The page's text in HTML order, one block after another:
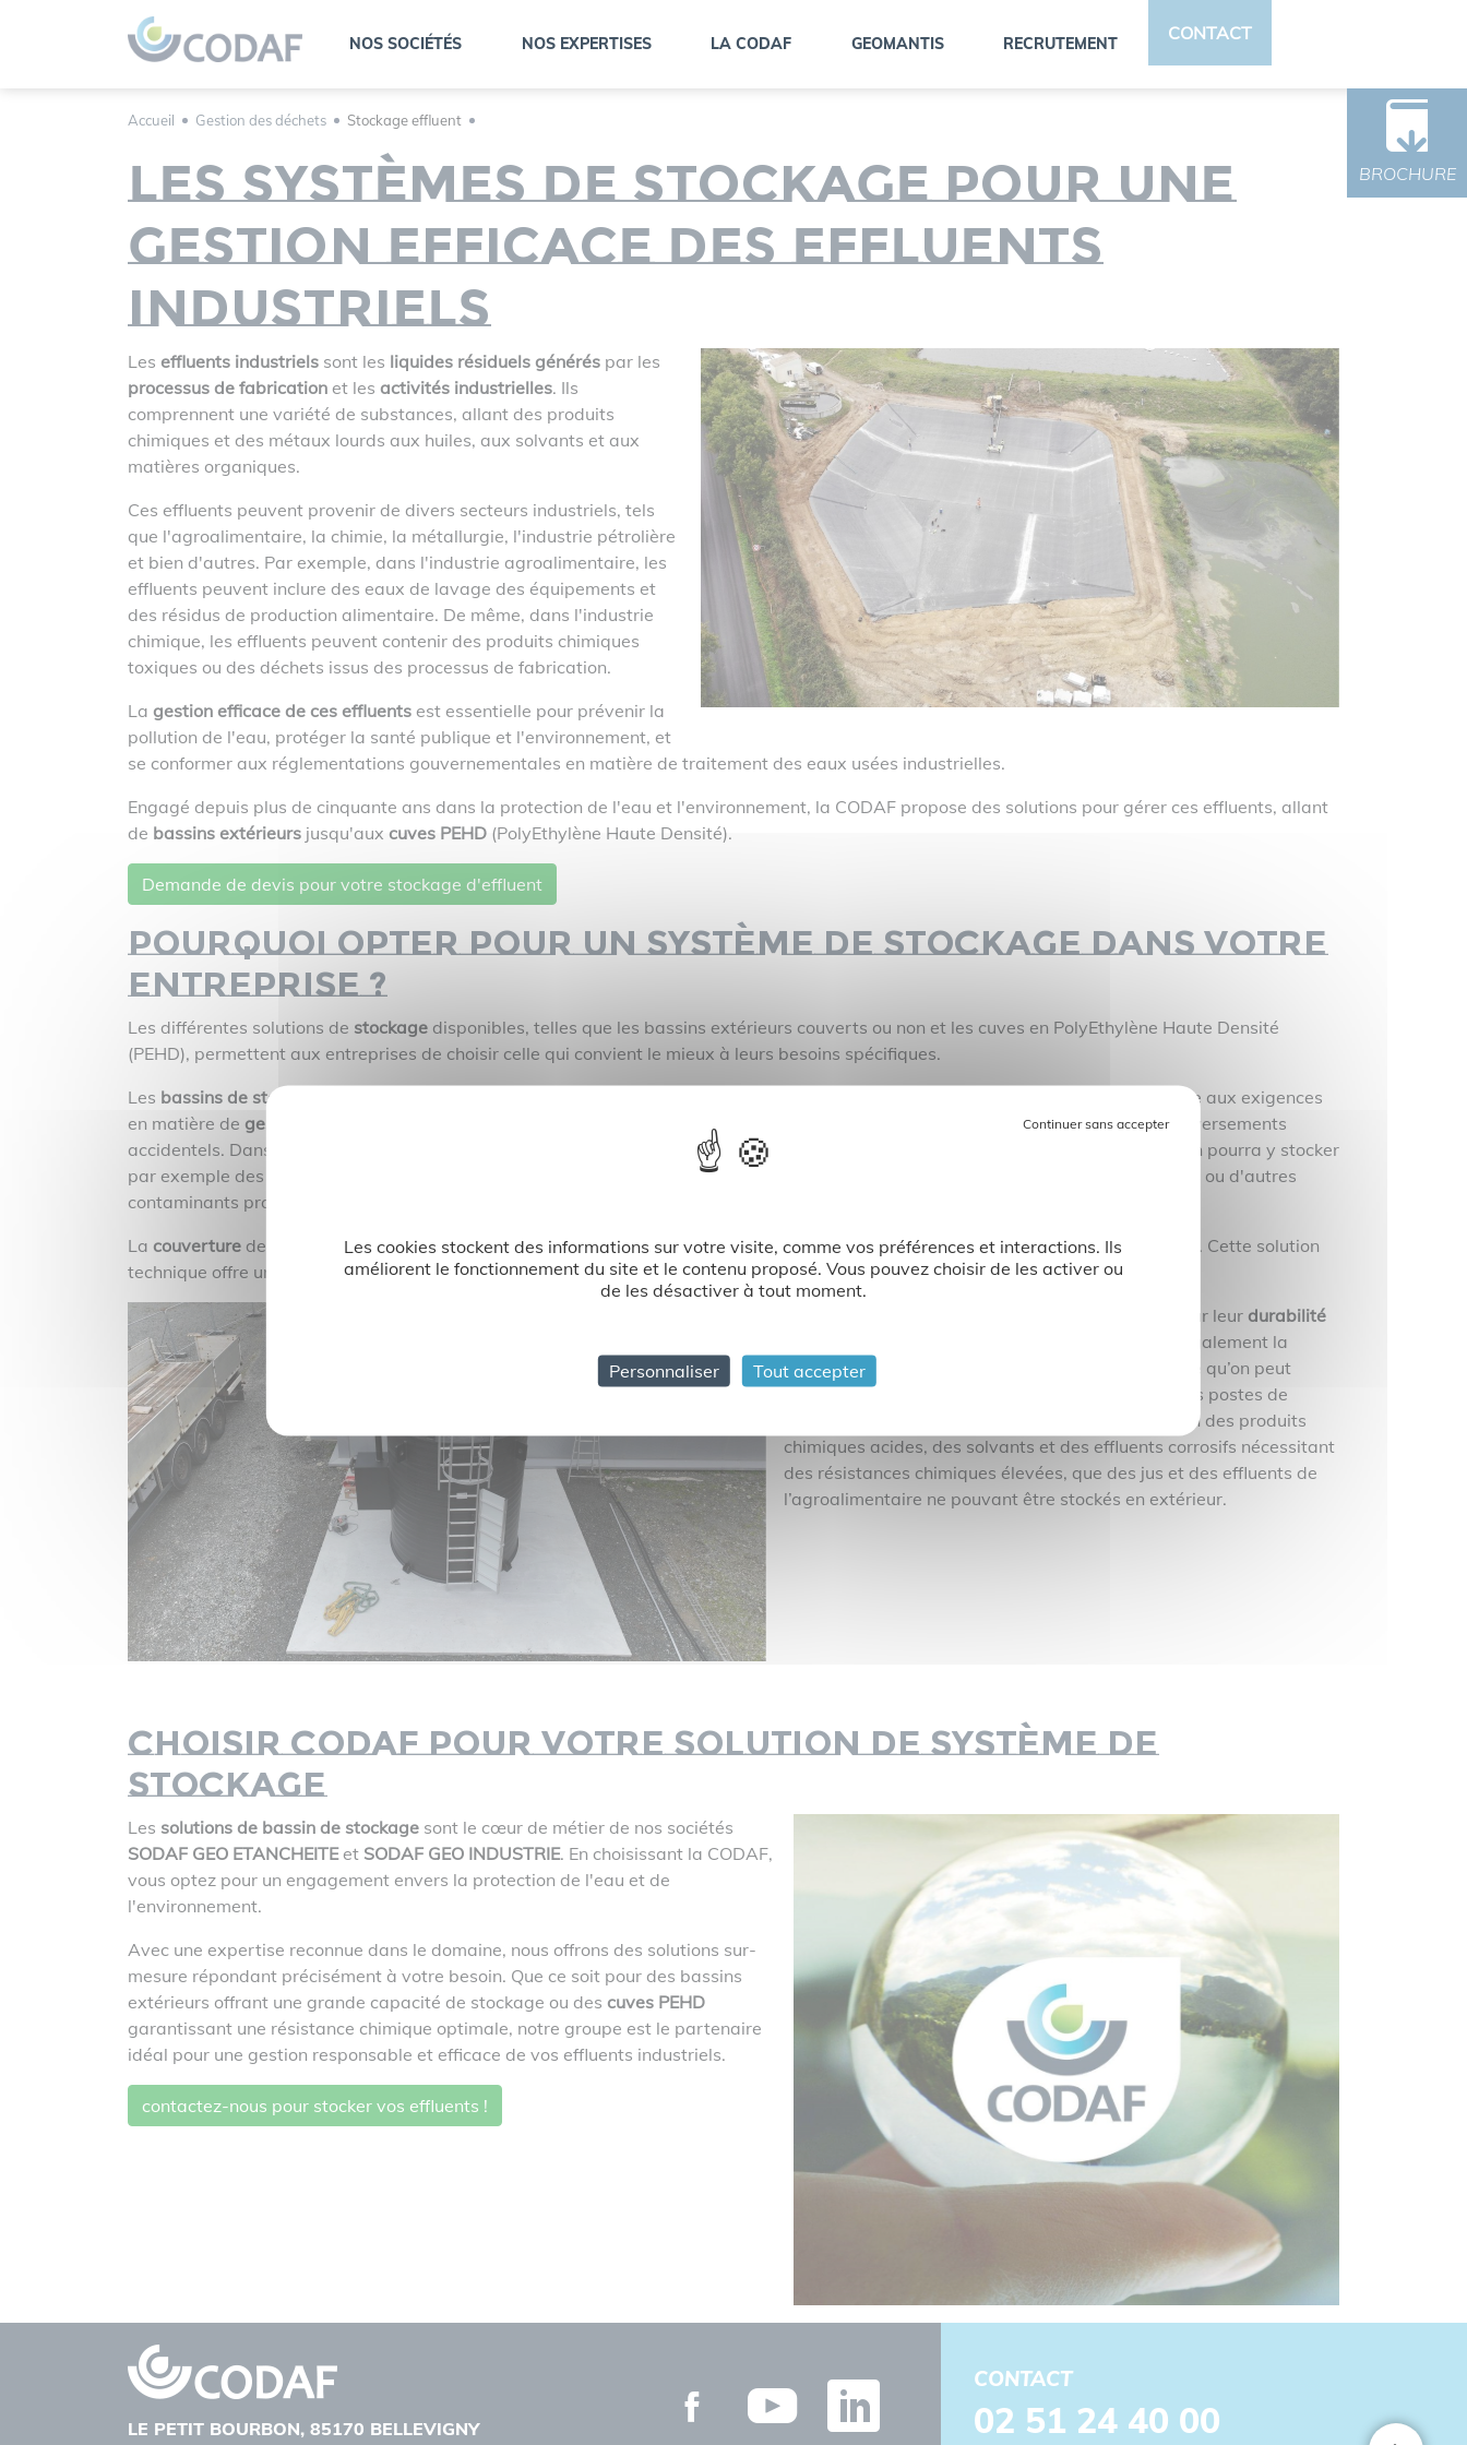
NOS SOCIÉTÉS NOS EXPERTISES LA CODAF GEOMANTIS RECRUTEMENT CONTACT
BROCHURE
Accueil Gestion des déchets Stockage effluent
Les systèmes de stockage pour une
gestion efficace des effluents
industriels
Les effluents industriels sont les liquides résiduels générés par les
processus de fabrication et les activités industrielles. Ils
comprennent une variété de substances, allant des produits
chimiques et des métaux lourds aux huiles, aux solvants et aux
matières organiques.
Ces effluents peuvent provenir de divers secteurs industriels, tels
que l'agroalimentaire, la chimie, la métallurgie, l'industrie pétrolière
et bien d'autres. Par exemple, dans l'industrie agroalimentaire, les
effluents peuvent inclure des eaux de lavage des équipements et
des résidus de production alimentaire. De même, dans l'industrie
chimique, les effluents peuvent contenir des produits chimiques
toxiques ou des déchets issus des processus de fabrication.
La gestion efficace de ces effluents est essentielle pour prévenir la
pollution de l'eau, protéger la santé publique et l'environnement, et
se conformer aux réglementations gouvernementales en matière de traitement des eaux usées industrielles.
Engagé depuis plus de cinquante ans dans la protection de l'eau et l'environnement, la CODAF propose des solutions pour gérer ces effluents, allant
de bassins extérieurs jusqu'aux cuves PEHD (PolyEthylène Haute Densité).
Demande de devis pour votre stockage d'effluent
Pourquoi opter pour un système de stockage dans votre
entreprise ?
Les différentes solutions de stockage disponibles, telles que les bassins extérieurs couverts ou non et les cuves en PolyEthylène Haute Densité
(PEHD), permettent aux entreprises de choisir celle qui convient le mieux à leurs besoins spécifiques.
Les bassins de stockage
, grâce à leur système d'étanchéité (notamment la membrane EPDM et PEHD), offrent une solution conforme aux exigences
en matière de gestion des effluents . C'est un système de stockage sécurisé pour
et minimiser les risques de déversements
accidentels. Dans certains cas, l’ouvrage sert de lagune de décantation, en permettant l’aération naturelle des liquides contenus. On pourra y stocker
par exemple des eaux de lavage et de rinçage ou des eaux usées industrielles contenant des produits chimiques, des métaux lourds ou d'autres
contaminants provenant des processus de fabrication.
La couverture de ces ouvrages peut être exigée dans certains secteurs d’activité ou dans le cas du stockage de produits bien précis. Cette solution
technique offre une
protection supplémentairecontre les intempéries etréduit l'évaporation des effluents.
, quant à elles, sont appréciées pour leur durabilité
. Elles ont également la
particularité d’être un système évolutif, c’est-à-dire qu’on peut
agrandir les ouvrages, y ajouter des regards ou des postes de
traitement au fil du temps. On y stockera aussi bien des produits
chimiques acides, des solvants et des effluents corrosifs nécessitant
des résistances chimiques élevées, que des jus et des effluents de
l’agroalimentaire ne pouvant être stockés en extérieur.
Choisir CODAF pour votre solution de système de
stockage
Les solutions de bassin de stockage sont le cœur de métier de nos sociétés
SODAF GEO ETANCHEITEet SODAF GEO INDUSTRIE. En choisissant la CODAF,
vous optez pour un engagement envers la protection de l'eau et de
l'environnement.
Avec une expertise reconnue dans le domaine, nous offrons des solutions sur-
mesure répondant précisément à votre besoin. Que ce soit pour des bassins
extérieurs offrant une grande capacité de stockage ou des cuves PEHD
garantissant une résistance chimique optimale, notre groupe est le partenaire
idéal pour une gestion responsable et efficace de vos effluents industriels.
contactez-nous pour stocker vos effluents !
LE PETIT BOURBON, 85170 BELLEVIGNY
CONTACT
02 51 24 40 00
Panneau de gestion des cookies
Les cookies stockent des informations sur votre visite, comme vos préférences et interactions. Ils
améliorent le fonctionnement du site et le contenu proposé. Vous pouvez choisir de les activer ou
de les désactiver à tout moment.
Tout accepter
Personnaliser